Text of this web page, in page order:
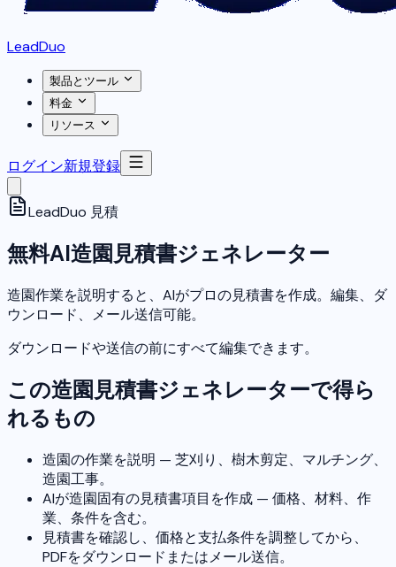
LeadDuo
製品とツール
料金
リソース
ログイン新規登録
LeadDuo 見積
無料AI造園見積書ジェネレーター
造園作業を説明すると、AIがプロの見積書を作成。編集、ダ
ウンロード、メール送信可能。
ダウンロードや送信の前にすべて編集できます。
この造園見積書ジェネレーターで得ら
れるもの
造園の作業を説明 — 芝刈り、樹木剪定、マルチング、
造園工事。
AIが造園固有の見積書項目を作成 — 価格、材料、作
業、条件を含む。
見積書を確認し、価格と支払条件を調整してから、
PDFをダウンロードまたはメール送信。